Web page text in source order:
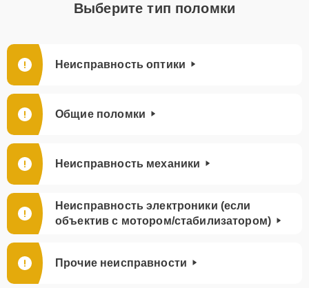
Выберите тип поломки
Неисправность оптики
Общие поломки
Неисправность механики
Неисправность электроники (если
объектив с мотором/стабилизатором)
Прочие неисправности